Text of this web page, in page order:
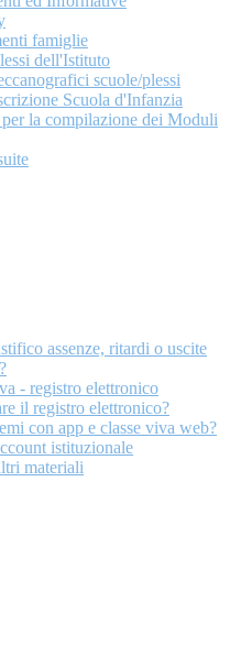
famiglie
dell'Istituto
scuole/plessi
Scuola d'Infanzia
la compilazione dei Moduli
assenze, ritardi o uscite
- registro elettronico
il registro elettronico?
con app e classe viva web?
istituzionale
materiali